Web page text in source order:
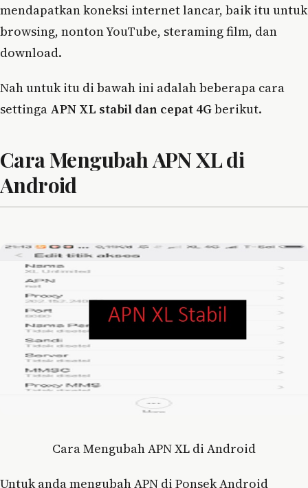
mendapatkan koneksi internet lancar, baik itu untuk
browsing, nonton YouTube, steraming film, dan
download.
Nah untuk itu di bawah ini adalah beberapa cara
settinga APN XL stabil dan cepat 4Gberikut.
Cara Mengubah APN XL di
Android
Cara Mengubah APN XL di Android
Untuk anda mengubah APN di Ponsek Android